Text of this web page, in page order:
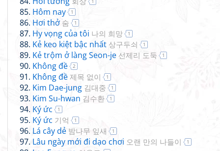
Hôm nay 1
Hơi thở 숨 1
Hy vọng của tôi 나의 희망 1
Kẻ keo kiệt bậc nhất 상구두쇠 1
Kẻ trộm ở làng Seon-je 선제리 도둑 1
Không đề 2
Không đề 제목 없이 1
Kim Dae-jung 김대중 1
Kim Su-hwan 김수환 1
Ký ức 1
Ký ức 기억 1
Lá cây dẻ 밤나무 잎새 1
Lâu ngày mới đi dạo chơi 오랜 만의 나들이 1